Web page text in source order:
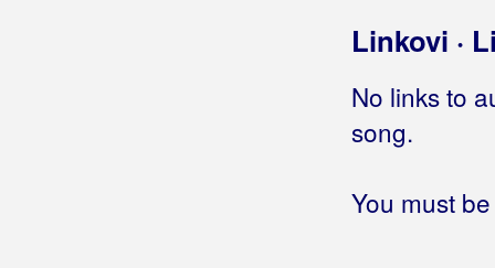
Linkovi ·
No links to
song.
You must